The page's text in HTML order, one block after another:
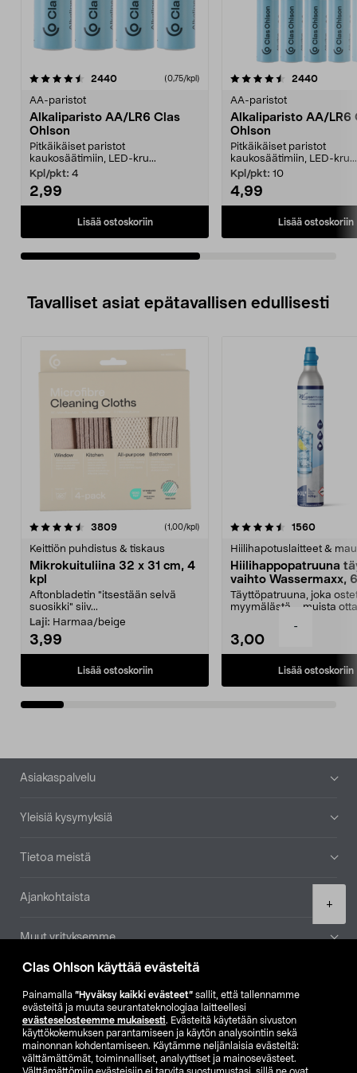
Clas Ohlson käyttää evästeitä
Painamalla ”Hyväksy kaikki evästeet” sallit, että tallennamme
evästeitä ja muuta seurantateknologiaa laitteellesi
evästeselosteemme mukaisesti. Evästeitä käytetään sivuston
käyttökokemuksen parantamiseen ja käytön analysointiin sekä
mainonnan kohdentamiseen. Käytämme neljänlaisia evästeitä:
välttämättömät, toiminnalliset, analyyttiset ja mainosevästeet.
-
+
2440arvostelut (0,75/kpl)
AA-paristot
Alkaliparisto AA/LR6 Clas
Ohlson
Pitkäikäiset paristot
kaukosäätimiin, LED-kru...
Kpl/pkt: 4
2,99
Lisää ostoskoriin
4.5viidestä
2440
AA-paristot
Alkaliparisto AA/LR6
Ohlson
Pitkäikäiset paristot
kaukosäätimiin, LED-kru...
Kpl/pkt: 10
4,99
Lisää ostoskoriin
4.5viidestä
Tavalliset asiat epätavallisen edullisesti
3809arvostelut (1,00/kpl)
Keittiön puhdistus & tiskaus
Mikrokuituliina 32 x 31 cm, 4
kpl
Aftonbladetin "itsestään selvä
suosikki" siiv...
Laji: Harmaa/beige
3,99
Lisää ostoskoriin
4.5viidestä
1560
Hiilihapotuslaitteet &
Hiilihappopatruuna
vaihto Wassermaxx,
Täyttöpatruuna, joka
myymälästä – muista
3,00
Lisää ostoskoriin
4.5viidestä
Alatunniste
Asiakaspalvelu
Yleisiä kysymyksiä
Tietoa meistä
Ajankohtaista
Muut yrityksemme
Etsi myymälä
SE NO FI
FI SV